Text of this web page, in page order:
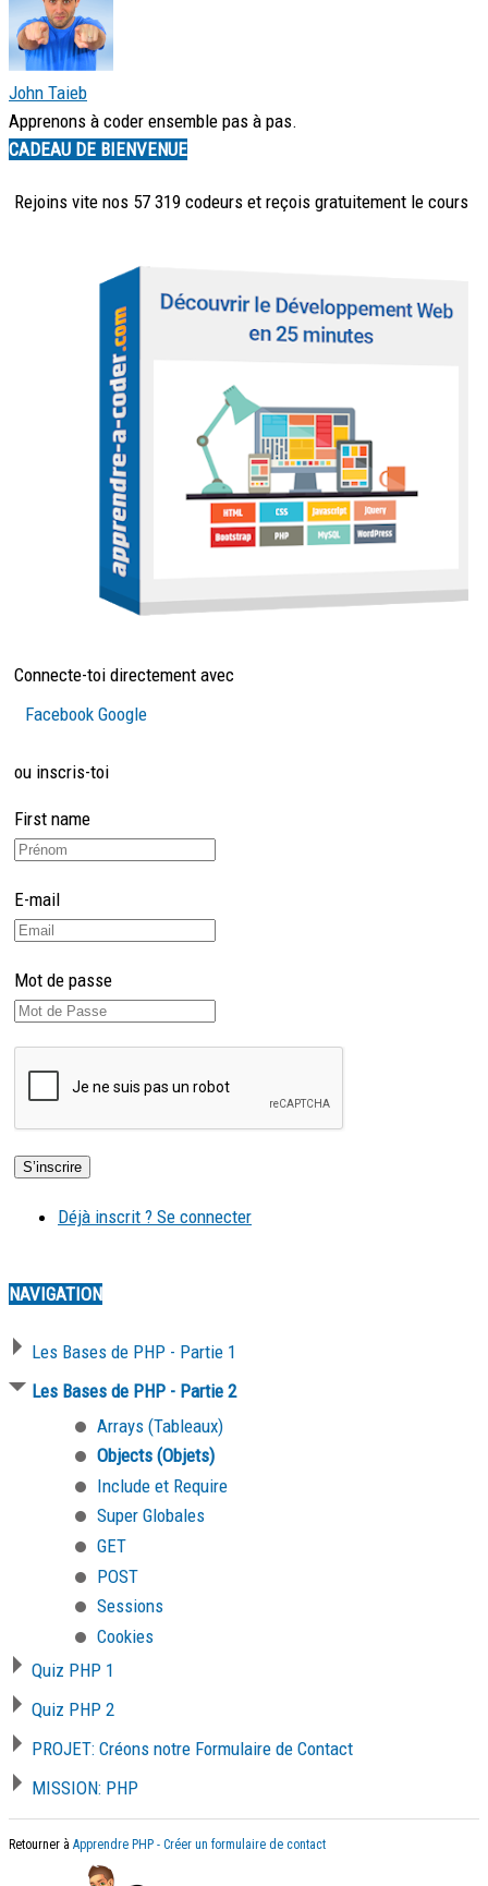
John Taieb
Apprenons à coder ensemble pas à pas.
CADEAU DE BIENVENUE
Rejoins vite nos 57 319 codeurs et reçois gratuitement le cours
Connecte-toi directement avec
Facebook Google
ou inscris-toi
First name
E-mail
Mot de passe
Déjà inscrit ? Se connecter
NAVIGATION
Les Bases de PHP - Partie 1
Les Bases de PHP - Partie 2
Arrays (Tableaux)
Objects (Objets)
Include et Require
Super Globales
GET
POST
Sessions
Cookies
Quiz PHP 1
Quiz PHP 2
PROJET: Créons notre Formulaire de Contact
MISSION: PHP
Retourner à Apprendre PHP - Créer un formulaire de contact